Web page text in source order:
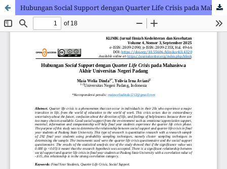
Hubungan Social Support dengan Quarter Life Crisis pada Mahasiswa Akhir Universitas Negeri Padang